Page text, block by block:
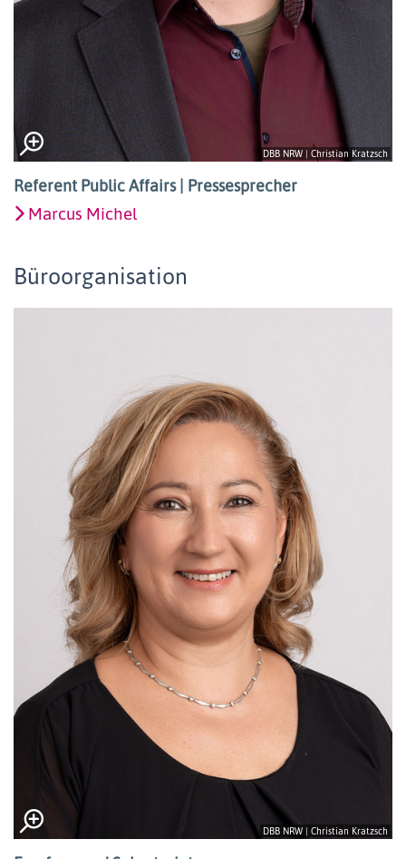
DBB NRW | Christian Kratzsch
Referent Public Affairs | Pressesprecher
Marcus Michel
Büroorganisation
DBB NRW | Christian Kratzsch